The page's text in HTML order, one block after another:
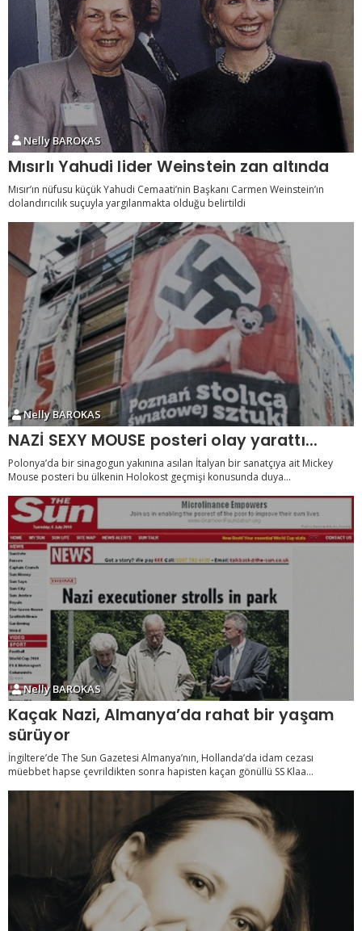
Nelly BAROKAS
Mısırlı Yahudi lider Weinstein zan altında
Mısır’ın nüfusu küçük Yahudi Cemaati’nin Başkanı Carmen Weinstein’ın
dolandırıcılık suçuyla yargılanmakta olduğu belirtildi
Nelly BAROKAS
NAZİ SEXY MOUSE posteri olay yarattı...
Polonya’da bir sinagogun yakınına asılan İtalyan bir sanatçıya ait Mickey
Mouse posteri bu ülkenin Holokost geçmişi konusunda duya...
Nelly BAROKAS
Kaçak Nazi, Almanya’da rahat bir yaşam
sürüyor
İngiltere’de The Sun Gazetesi Almanya’nın, Hollanda’da idam cezası
müebbet hapse çevrildikten sonra hapisten kaçan gönüllü SS Klaa...